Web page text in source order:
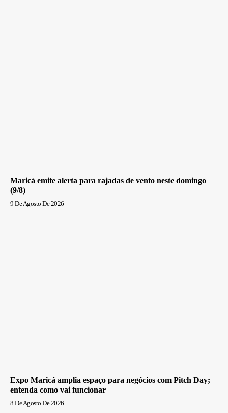
Maricá emite alerta para rajadas de vento neste domingo
(9/8)
9 De Agosto De 2026
Expo Maricá amplia espaço para negócios com Pitch Day;
entenda como vai funcionar
8 De Agosto De 2026